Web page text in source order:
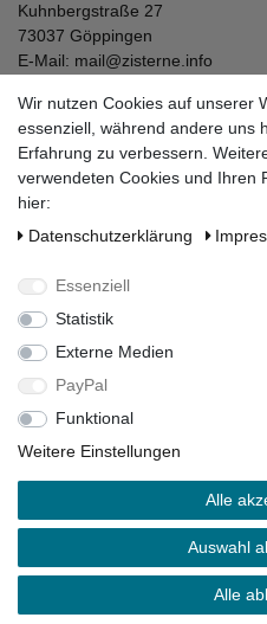
Kuhnbergstraße 27
73037 Göppingen
E-Mail: mail@zisterne.info
Unternehmen
Datenschutzerklärung
Impressum
Über uns
Folgen Sie uns auf Social Media
Alle Preise inkl.
* Die verkauften Stückzahlen
in unseren Shops
** Der kostenlose Versand
des deutschen
Copyright 2026 ©
Wir nutzen Cookies auf unserer
essenziell, während andere uns
Erfahrung zu verbessern.
verwendeten Cookies und Ihren
hier:
Daten­schutz­erklärung
Essenziell
Statistik
Externe Medien
PayPal
Funktional
Weitere Einstellungen
Alle
Auswahl
Alle